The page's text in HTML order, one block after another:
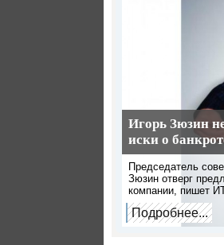
Игорь Зюзин
иски о
Председатель
Зюзин отверг
компании, пишет
Подробнее...